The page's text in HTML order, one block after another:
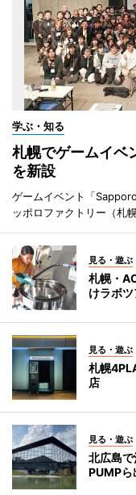
学ぶ・知る
札幌でゲームイ
を新設
ゲームイベント「
ッポロファクトリー（札
見る・遊ぶ
札幌・
けラボ
見る・遊ぶ
札幌
店
見る・遊ぶ
北広島
PUMPら